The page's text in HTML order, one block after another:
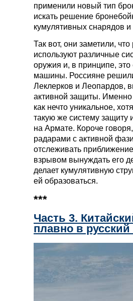
применили новый тип
искать решение
кумулятивных снарядов и
Так вот, они заметили,
используют различные
оружия и, в принципе,
машины. Россияне
Леклерков и Леопардов,
активной защиты.
как нечто уникальное,
такую же систему
на Армате. Короче
радарами с активной
отслеживать
взрывом вынуждать его
делает кумулятивную
ей образоваться.
***
Часть 3.
плавно в русский